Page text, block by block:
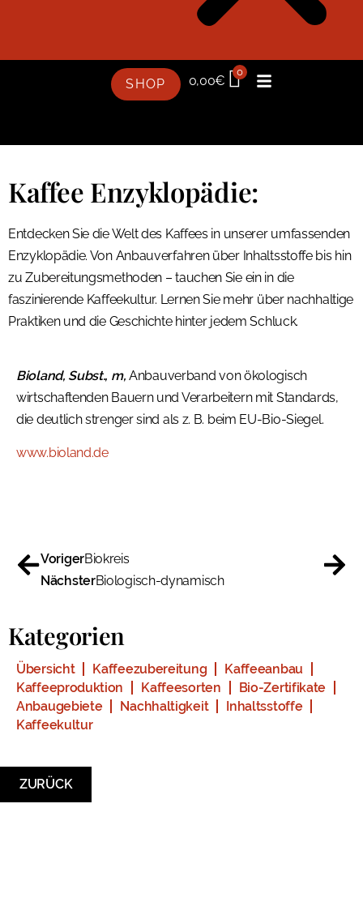
SHOP 0,00€
0
Kaffee Enzyklopädie:
Entdecken Sie die Welt des Kaffees in unserer umfassenden
Enzyklopädie. Von Anbauverfahren über Inhaltsstoffe bis hin
zu Zubereitungsmethoden – tauchen Sie ein in die
faszinierende Kaffeekultur. Lernen Sie mehr über nachhaltige
Praktiken und die Geschichte hinter jedem Schluck.
Bioland, Subst., m, Anbauverband von ökologisch
wirtschaftenden Bauern und Verarbeitern mit Standards,
die deutlich strenger sind als z. B. beim EU-Bio-Siegel.
www.bioland.de
VorigerBiokreis
NächsterBiologisch-dynamisch
Übersicht Kaffeezubereitung
Kaffeeanbau
Kaffeeproduktion
Kaffeesorten
Bio-Zertifikate
Anbaugebiete
Nachhaltigkeit
Inhaltsstoffe
Kaffeekultur
Kategorien
ZURÜCK